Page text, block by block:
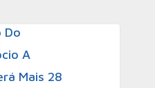
Do
A
Mais 28